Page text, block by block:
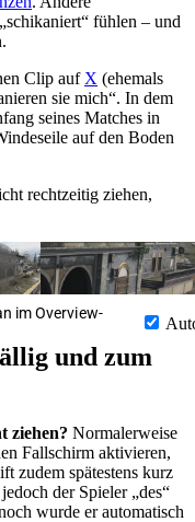
fühlen – und
Clip auf X (ehemals
sie mich“. In dem
seines Matches in
auf den Boden
rechtzeitig ziehen,
im Overview-
und zum
ziehen? Normalerweise
Fallschirm aktivieren,
zudem spätestens kurz
der Spieler „des“
wurde er automatisch